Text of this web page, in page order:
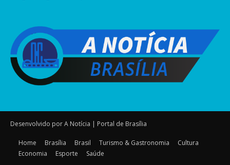
Desenvolvido por A Notícia | Portal de Brasília
Home Brasília Brasil Turismo & Gastronomia
Cultura
Economia
Esporte Saúde